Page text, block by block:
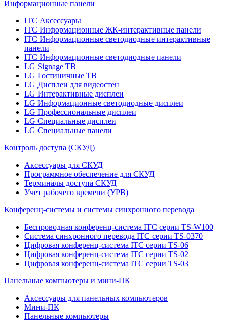
Информационные панели
ITC Аксессуары
ITC Информационные ЖК-интерактивные панели
ITC Информационные светодиодные интерактивные
панели
ITC Информационные светодиодные панели
LG Signage ТВ
LG Гостиничные ТВ
LG Дисплеи для видеостен
LG Интерактивные дисплеи
LG Информационные светодиодные дисплеи
LG Профессиональные дисплеи
LG Специальные дисплеи
LG Специальные панели
Контроль доступа (СКУД)
Аксессуары для СКУД
Программное обеспечение для СКУД
Терминалы доступа СКУД
Учет рабочего времени (УРВ)
Конференц-системы и системы синхронного перевода
Беспроводная конференц-система ITC серии TS-W100
Система синхронного перевода ITC серии TS-0370
Цифровая конференц-система ITC серии TS-06
Цифровая конференц-система ITC серии TS-02
Цифровая конференц-система ITC серии TS-03
Панельные компьютеры и мини-ПК
Аксессуары для панельных компьютеров
Мини-ПК
Панельные компьютеры